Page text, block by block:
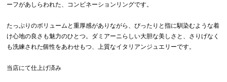
ーフがあしらわれた、コンビネーションリングです。
たっぷりのボリュームと重厚感がありながら、ぴったりと指に馴染むような着
け心地の良さも魅力のひとつ。ダミアーニらしい大胆な美しさと、さりげなく
も洗練された個性をあわせもつ、上質なイタリアンジュエリーです。
当店にて仕上げ済み